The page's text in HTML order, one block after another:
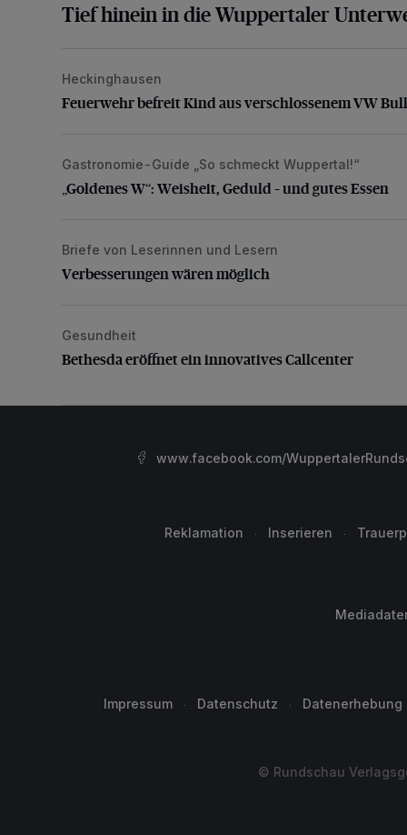
Tief hinein in die Wuppertaler
Feuerwehr befreit Kind aus verschlossenem VW Bulli
Heckinghausen
Feuerwehr befreit Kind aus verschlossenem VW
„Goldenes W“: Weisheit, Geduld – und gutes Essen
Gastronomie-Guide „So schmeckt Wuppertal!“
„Goldenes W“: Weisheit, Geduld – und gutes Essen
Verbesserungen wären möglich
Briefe von Leserinnen und Lesern
Verbesserungen wären möglich
Bethesda eröffnet ein innovatives Callcenter
Gesundheit
Bethesda eröffnet ein innovatives Callcenter
www.facebook.com/
Reklamation Inserieren
Impressum Datenschutz Datenerhebung
© Rundschau